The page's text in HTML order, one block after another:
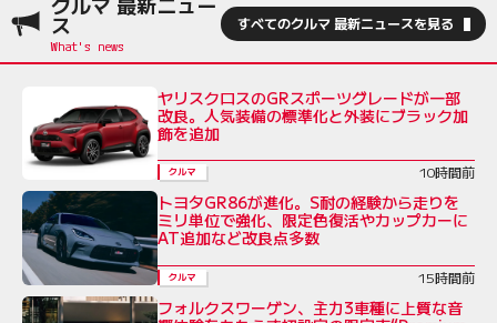
ス すべてのクルマ 最新ニュースを見る
ヤリスクロスのGRスポーツグレードが一部
改良。人気装備の標準化と外装にブラック加
飾を追加
クルマ 10時間前
トヨタGR86が進化。S耐の経験から走りを
ミリ単位で強化、限定色復活やカップカーに
AT追加など改良点多数
クルマ 15時間前
フォルクスワーゲン、主力3車種に上質な音